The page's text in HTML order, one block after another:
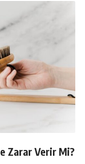
Zarar Verir Mi?